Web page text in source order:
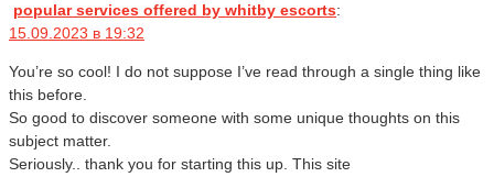
popular services offered by whitby escorts:
15.09.2023 в 19:32
You’re so cool! I do not suppose I’ve read through a single thing like
this before.
So good to discover someone with some unique thoughts on this
subject matter.
Seriously.. thank you for starting this up. This site